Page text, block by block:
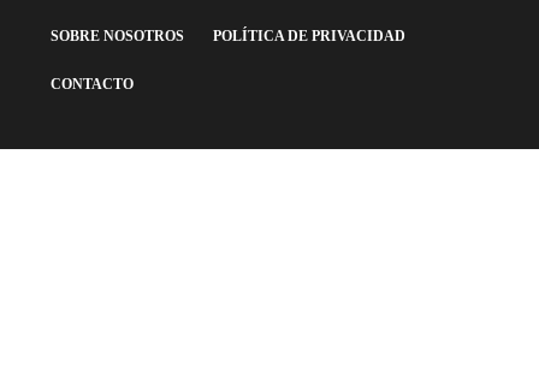
SOBRE NOSOTROS POLÍTICA DE PRIVACIDAD
CONTACTO